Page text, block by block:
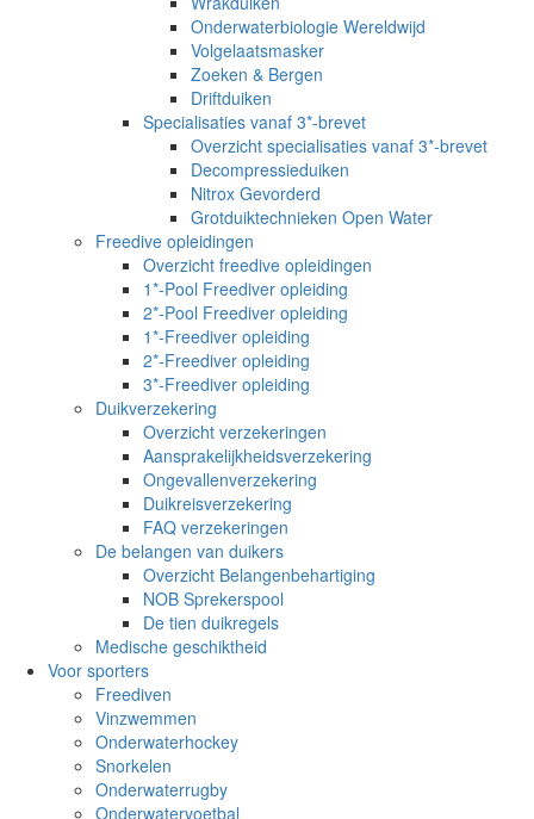
Onderwaterbiologie Wereldwijd
Volgelaatsmasker
Zoeken & Bergen
Driftduiken
Specialisaties vanaf 3*-brevet
Overzicht specialisaties vanaf 3*-brevet
Decompressieduiken
Nitrox Gevorderd
Grotduiktechnieken Open Water
Freedive opleidingen
Overzicht freedive opleidingen
1*-Pool Freediver opleiding
2*-Pool Freediver opleiding
1*-Freediver opleiding
2*-Freediver opleiding
3*-Freediver opleiding
Duikverzekering
Overzicht verzekeringen
Aansprakelijkheidsverzekering
Ongevallenverzekering
Duikreisverzekering
FAQ verzekeringen
De belangen van duikers
Overzicht Belangenbehartiging
NOB Sprekerspool
De tien duikregels
Medische geschiktheid
Voor sporters
Freediven
Vinzwemmen
Onderwaterhockey
Snorkelen
Onderwaterrugby
Onderwatervoetbal